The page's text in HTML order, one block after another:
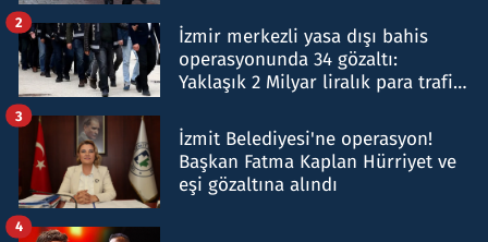
İzmir merkezli yasa dışı bahis
operasyonunda 34 gözaltı:
Yaklaşık 2 Milyar liralık para trafiği
2
İzmit Belediyesi'ne operasyon!
Başkan Fatma Kaplan Hürriyet ve
eşi gözaltına alındı
3
4